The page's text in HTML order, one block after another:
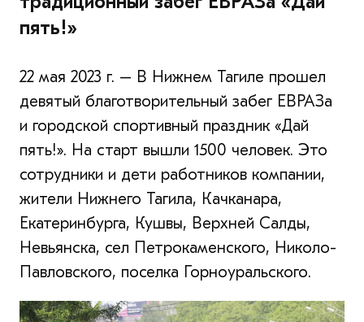
пять!»
22 мая 2023 г. – В Нижнем Тагиле прошел
девятый благотворительный забег ЕВРАЗа
и городской спортивный праздник «Дай
пять!». На старт вышли 1500 человек. Это
сотрудники и дети работников компании,
жители Нижнего Тагила, Качканара,
Екатеринбурга, Кушвы, Верхней Салды,
Невьянска, сел Петрокаменского, Николо-
Павловского, поселка Горноуральского.